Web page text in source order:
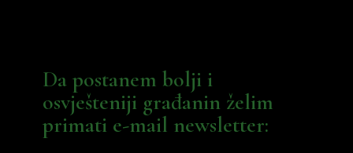
Da postanem bolji i
osvješteniji građanin želim
primati e-mail newsletter: